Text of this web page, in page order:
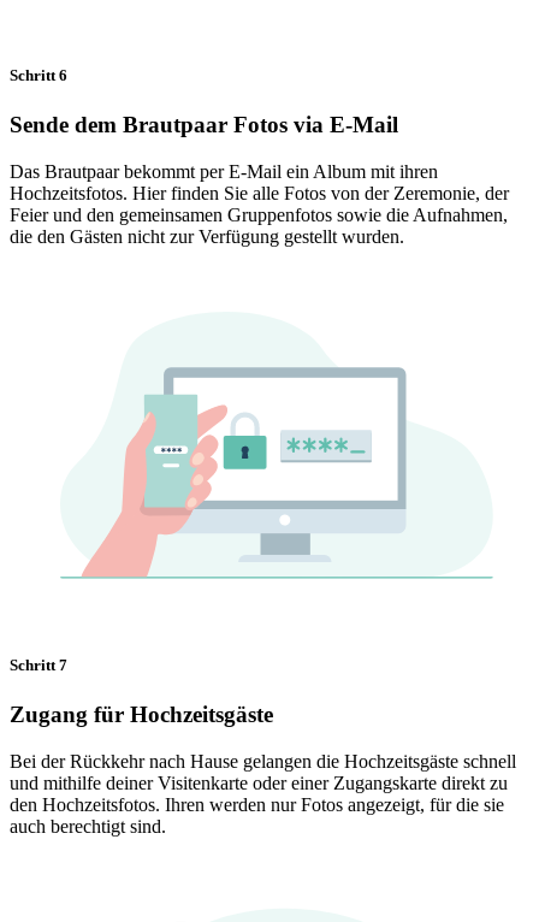
Schritt 6
Sende dem Brautpaar Fotos via E-Mail
Das Brautpaar bekommt per E-Mail ein Album mit ihren
Hochzeitsfotos. Hier finden Sie alle Fotos von der Zeremonie, der
Feier und den gemeinsamen Gruppenfotos sowie die Aufnahmen,
die den Gästen nicht zur Verfügung gestellt wurden.
Schritt 7
Zugang für Hochzeitsgäste
Bei der Rückkehr nach Hause gelangen die Hochzeitsgäste schnell
und mithilfe deiner Visitenkarte oder einer Zugangskarte direkt zu
den Hochzeitsfotos. Ihren werden nur Fotos angezeigt, für die sie
auch berechtigt sind.